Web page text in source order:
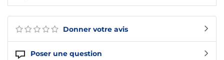
Donner votre avis
Poser une question